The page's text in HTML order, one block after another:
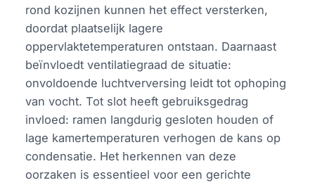
rond kozijnen kunnen het effect versterken,
doordat plaatselijk lagere
oppervlaktetemperaturen ontstaan. Daarnaast
beïnvloedt ventilatiegraad de situatie:
onvoldoende luchtverversing leidt tot ophoping
van vocht. Tot slot heeft gebruiksgedrag
invloed: ramen langdurig gesloten houden of
lage kamertemperaturen verhogen de kans op
condensatie. Het herkennen van deze
oorzaken is essentieel voor een gerichte